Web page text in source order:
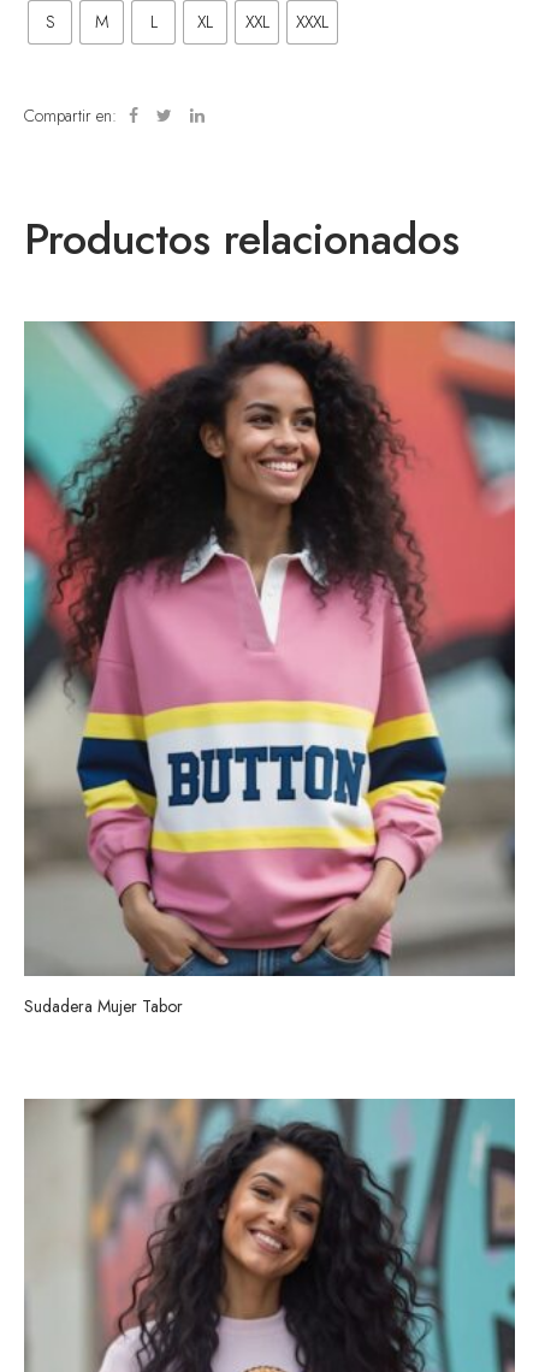
S M L XL XXL XXXL
Compartir en:
Productos relacionados
Sudadera Mujer Tabor